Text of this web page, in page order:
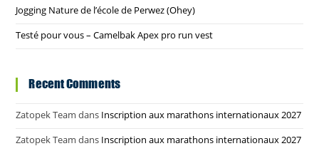
Jogging Nature de l’école de Perwez (Ohey)
Testé pour vous – Camelbak Apex pro run vest
Recent Comments
Zatopek Team dans Inscription aux marathons internationaux 2027
Zatopek Team dans Inscription aux marathons internationaux 2027